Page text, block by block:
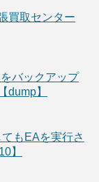
買取センター
バックアップ
dump】
もEAを実行さ
】